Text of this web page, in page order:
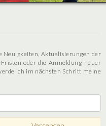
Neuigkeiten, Aktualisierungen der
oder die Anmeldung neuer
ich im nächsten Schritt meine